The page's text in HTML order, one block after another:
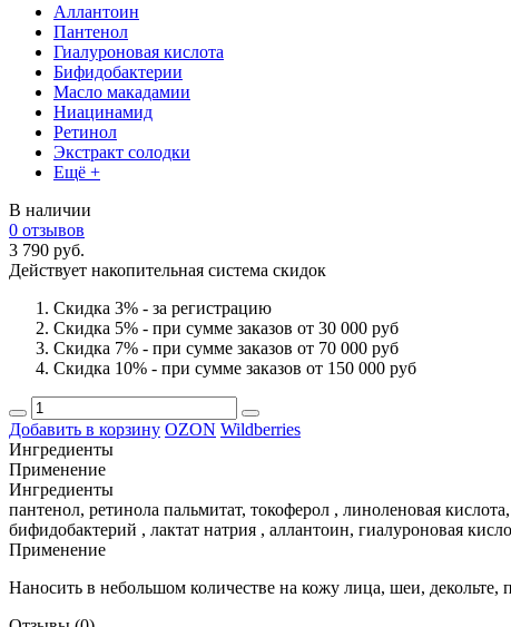
Аллантоин
Пантенол
Гиалуроновая кислота
Бифидобактерии
Масло макадамии
Ниацинамид
Ретинол
Экстракт солодки
Ещё +
В наличии
0 отзывов
3 790 руб.
Действует накопительная система скидок
Скидка 3% - за регистрацию
Скидка 5% - при сумме заказов от 30 000 руб
Скидка 7% - при сумме заказов от 70 000 руб
Скидка 10% - при сумме заказов от 150 000 руб
Добавить в корзину OZON Wildberries
Ингредиенты
Применение
Ингредиенты
пантенол, ретинола пальмитат, токоферол , линоленовая
бифидобактерий , лактат натрия , аллантоин, гиалуроновая
Применение
Наносить в небольшом количестве на кожу лица, шеи, декольте,